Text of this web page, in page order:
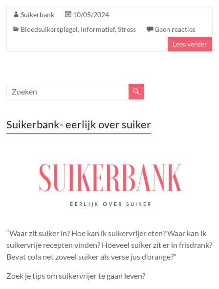
Suikerbank
10/05/2024
Bloedsuikerspiegel, Informatief,Stress
Geen reacties
Lees verder
Suikerbank- eerlijk over suiker
“Waar zit suiker in? Hoe kan ik suikervrijer eten? Waar kan ik
suikervrije recepten vinden? Hoeveel suiker zit er in frisdrank?
Bevat cola net zoveel suiker als verse jus d’orange?”
Zoek je tips om suikervrijer te gaan leven?